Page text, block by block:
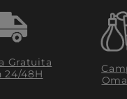
Gratuita
24/48H